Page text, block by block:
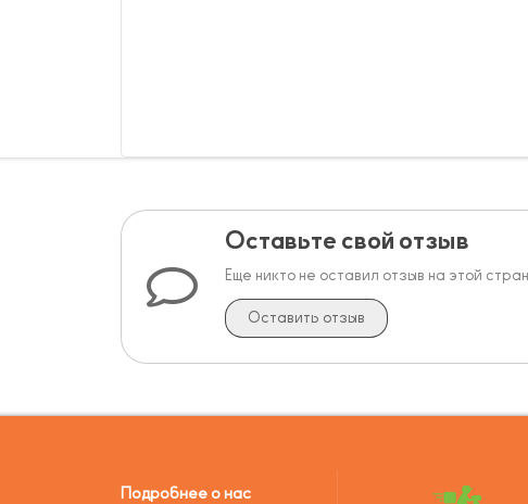
Оставьте свой отзыв
Еще никто не оставил отзыв на этой
Оставить отзыв
Подробнее о нас